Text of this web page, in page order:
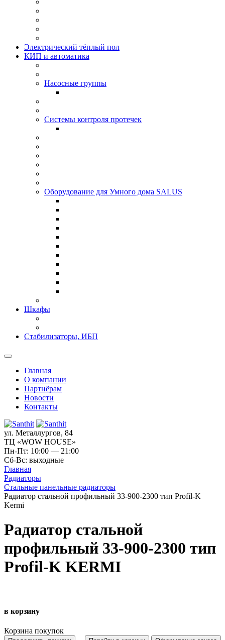
Электрический тёплый пол
КИП и автоматика
Насосные группы
Системы контроля протeчек
Оборудование для Умного дома SALUS
Шкафы
Стабилизаторы, ИБП
Главная
О компании
Партнёрам
Новости
Контакты
ул. Металлургов, 84
ТЦ «WOW HOUSE»
Пн-Пт: 10:00 — 21:00
Сб-Вс: выходные
Главная
Радиаторы
Стальные панельные радиаторы
Радиатор стальной профильный 33-900-2300 тип Profil-K
Kermi
Радиатор стальной
профильный 33-900-2300 тип
Profil-K KERMI
в корзину
Корзина покупок